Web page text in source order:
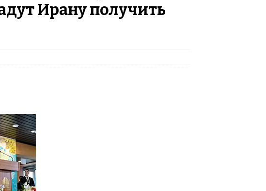
Ирану получить